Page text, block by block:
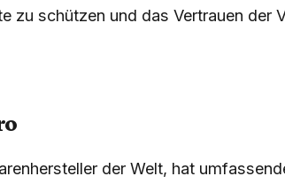
zu schützen und das Vertrauen der
der Welt, hat